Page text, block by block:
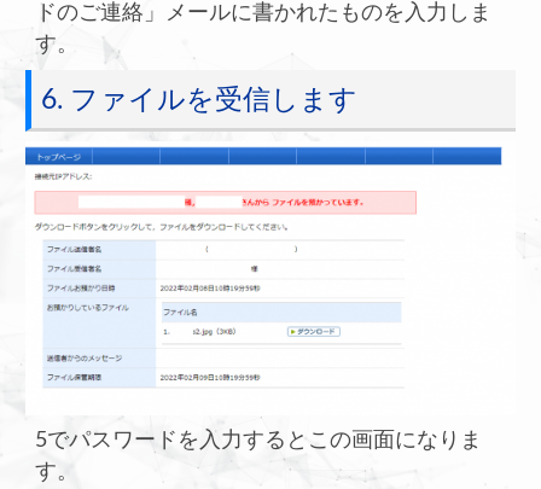
ドのご連絡」メールに書かれたものを入力しま
す。
6. ファイルを受信します
5でパスワードを入力するとこの画面になりま
す。